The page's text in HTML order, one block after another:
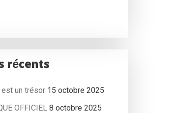
récents
un trésor 15 octobre 2025
OFFICIEL 8 octobre 2025